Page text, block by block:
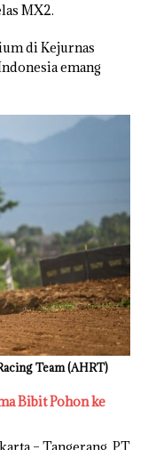
MX2.
di Kejurnas
emang
Team (AHRT)
Bibit Pohon ke